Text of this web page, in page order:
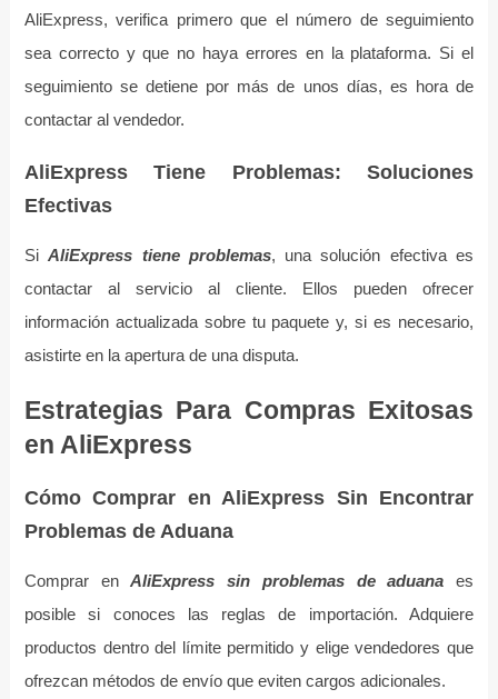
AliExpress, verifica primero que el número de seguimiento
sea correcto y que no haya errores en la plataforma. Si el
seguimiento se detiene por más de unos días, es hora de
contactar al vendedor.
AliExpress Tiene Problemas: Soluciones
Efectivas
SiAliExpress tiene problemas, una solución efectiva es
contactar al servicio al cliente. Ellos pueden ofrecer
información actualizada sobre tu paquete y, si es necesario,
asistirte en la apertura de una disputa.
Estrategias Para Compras Exitosas
en AliExpress
Cómo Comprar en AliExpress Sin Encontrar
Problemas de Aduana
Comprar enAliExpress sin problemas de aduana es
posible si conoces las reglas de importación. Adquiere
productos dentro del límite permitido y elige vendedores que
ofrezcan métodos de envío que eviten cargos adicionales.